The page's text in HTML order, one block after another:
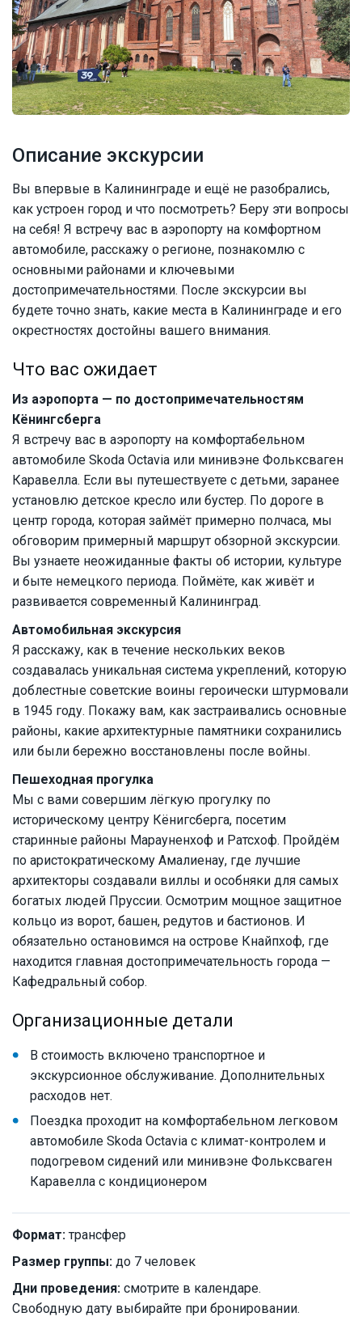
Описание экскурсии
Вы впервые в Калининграде и ещё не разобрались,
как устроен город и что посмотреть? Беру эти вопросы
на себя! Я встречу вас в аэропорту на комфортном
автомобиле, расскажу о регионе, познакомлю с
основными районами и ключевыми
достопримечательностями. После экскурсии вы
будете точно знать, какие места в Калининграде и его
окрестностях достойны вашего внимания.
Что вас ожидает
Из аэропорта — по достопримечательностям
Кёнингсберга
Я встречу вас в аэропорту на комфортабельном
автомобиле Skoda Octavia или минивэне Фольксваген
Каравелла. Если вы путешествуете с детьми, заранее
установлю детское кресло или бустер. По дороге в
центр города, которая займёт примерно полчаса, мы
обговорим примерный маршрут обзорной экскурсии.
Вы узнаете неожиданные факты об истории, культуре
и быте немецкого периода. Поймёте, как живёт и
развивается современный Калининград.
Автомобильная экскурсия
Я расскажу, как в течение нескольких веков
создавалась уникальная система укреплений, которую
доблестные советские воины героически штурмовали
в 1945 году. Покажу вам, как застраивались основные
районы, какие архитектурные памятники сохранились
или были бережно восстановлены после войны.
Пешеходная прогулка
Мы с вами совершим лёгкую прогулку по
историческому центру Кёнигсберга, посетим
старинные районы Марауненхоф и Ратсхоф. Пройдём
по аристократическому Амалиенау, где лучшие
архитекторы создавали виллы и особняки для самых
богатых людей Пруссии. Осмотрим мощное защитное
кольцо из ворот, башен, редутов и бастионов. И
обязательно остановимся на острове Кнайпхоф, где
находится главная достопримечательность города —
Кафедральный собор.
Организационные детали
В стоимость включено транспортное и
экскурсионное обслуживание. Дополнительных
расходов нет.
Поездка проходит на комфортабельном легковом
автомобиле Skoda Octavia с климат-контролем и
подогревом сидений или минивэне Фольксваген
Каравелла с кондиционером
Формат: трансфер
Размер группы: до 7 человек
Дни проведения: смотрите в календаре.
Свободную дату выбирайте при бронировании.